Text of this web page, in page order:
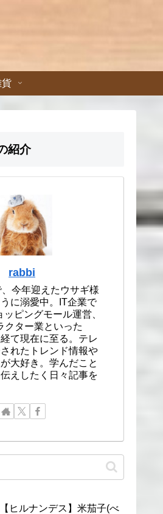
貨
紹介
rabbi
今年迎えたウサギ様
に溺愛中。IT企業で
ピングモール運営、
クター業といった
て現在に至る。テレ
れたトレンド情報や
大好き。学んだこと
えしたく日々記事を
【ヒルナンデス】米茄子(べ